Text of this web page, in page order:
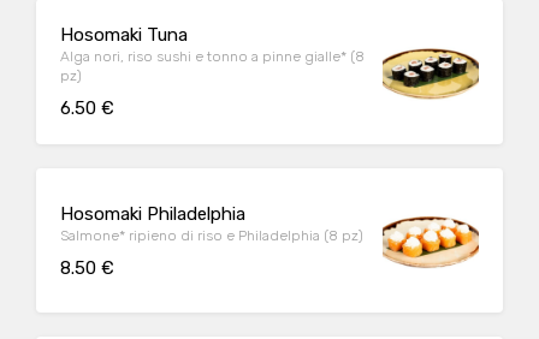
Hosomaki Tuna
Alga nori, riso sushi e tonno a pinne gialle* (8
pz)
6.50 €
Hosomaki Philadelphia
Salmone* ripieno di riso e Philadelphia (8 pz)
8.50 €